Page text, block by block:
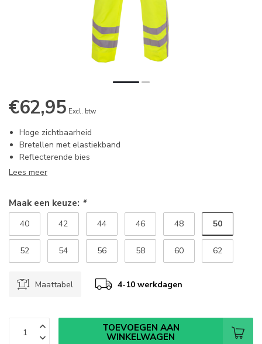
€62,95 Excl. btw
Hoge zichtbaarheid
Bretellen met elastiekband
Reflecterende bies
Lees meer
Maak een keuze: *
40 42 44 46 48 50
52 54 56 58 60 62
Maattabel 4-10 werkdagen
TOEVOEGEN AAN
WINKELWAGEN